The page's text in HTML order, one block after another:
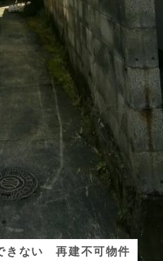
きない 再建不可物件